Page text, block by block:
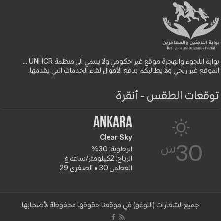
بوابة اللجوء والهجرة موقع غير حكومي ولا ينتمي الى منظمة UNHCR ...
الموقع غير ربحي ولا يطالبكم بدفع الأموال لقاء الخدمات التي يقدمها.
توقعات الطقس - أنقرة
30س
Ankara
Clear Sky
الرطوبة: 30%
الرياح: 2كيلومتر/ساعة غ
العظمى 30 • الصغرى 29
جميع الشعارات (اللوغو) في موقعنا حقوقها محفوظة لأصحابها